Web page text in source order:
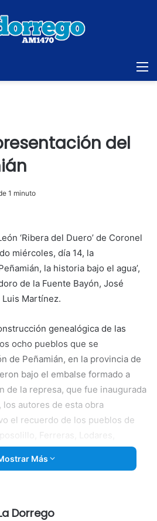
del
1 minuto
‘Ribera del Duero’ de Coronel
miércoles, día 14, la
la historia bajo el agua’,
de la Fuente Bayón, José
Martínez.
genealógica de las
ocho pueblos que se
de Peñamián, en la provincia de
bajo el embalse formado a
de la represa, que fue inaugurada
los autores de esta obra
el recuerdo de los pueblos de
Ferreras, Lodares,
poblaciones de las que
a finales del S. XIX y en las
por Isidoro de la Fuente, se
Más
Dorrego